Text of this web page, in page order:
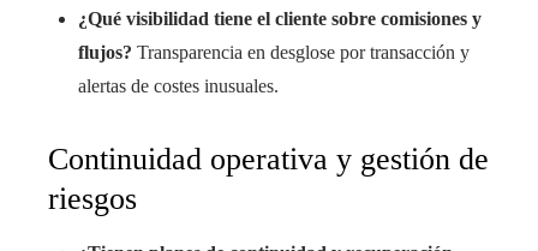
¿Qué visibilidad tiene el cliente sobre comisiones y
flujos? Transparencia en desglose por transacción y
alertas de costes inusuales.
Continuidad operativa y gestión de
riesgos